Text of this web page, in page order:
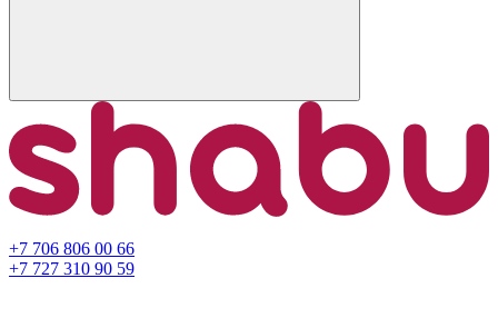
+7 706 806 00 66
+7 727 310 90 59